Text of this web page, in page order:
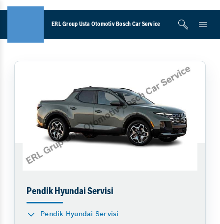
ERL Group Usta Otomotiv Bosch Car Service
Pendik Hyundai Servisi
Pendik Hyundai Servisi